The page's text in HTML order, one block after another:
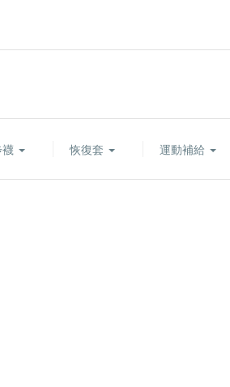
恢復套 運動補給